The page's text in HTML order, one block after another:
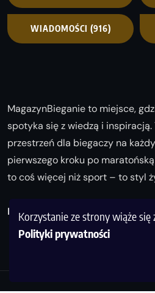
Korzystanie ze strony wiąże się
Polityki prywatności
WIADOMOŚCI (916)
MagazynBieganie to miejsce,
spotyka się z wiedzą i inspiracją.
przestrzeń dla biegaczy na
pierwszego kroku po
to coś więcej niż sport – to styl
Biegaj z nami i odkrywaj swoją